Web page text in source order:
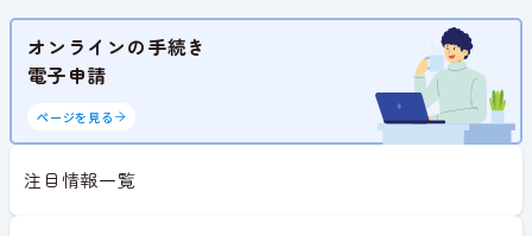
オンラインの手続き
電子申請
ページを見る
注目情報一覧